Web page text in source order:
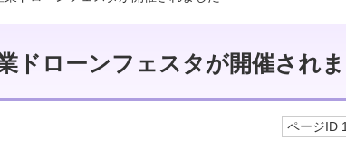
ドローンフェスタが開催され
ページID